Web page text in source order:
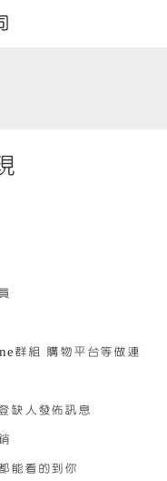
群組 購物平台等做連
缺人發佈訊息
能看的到你